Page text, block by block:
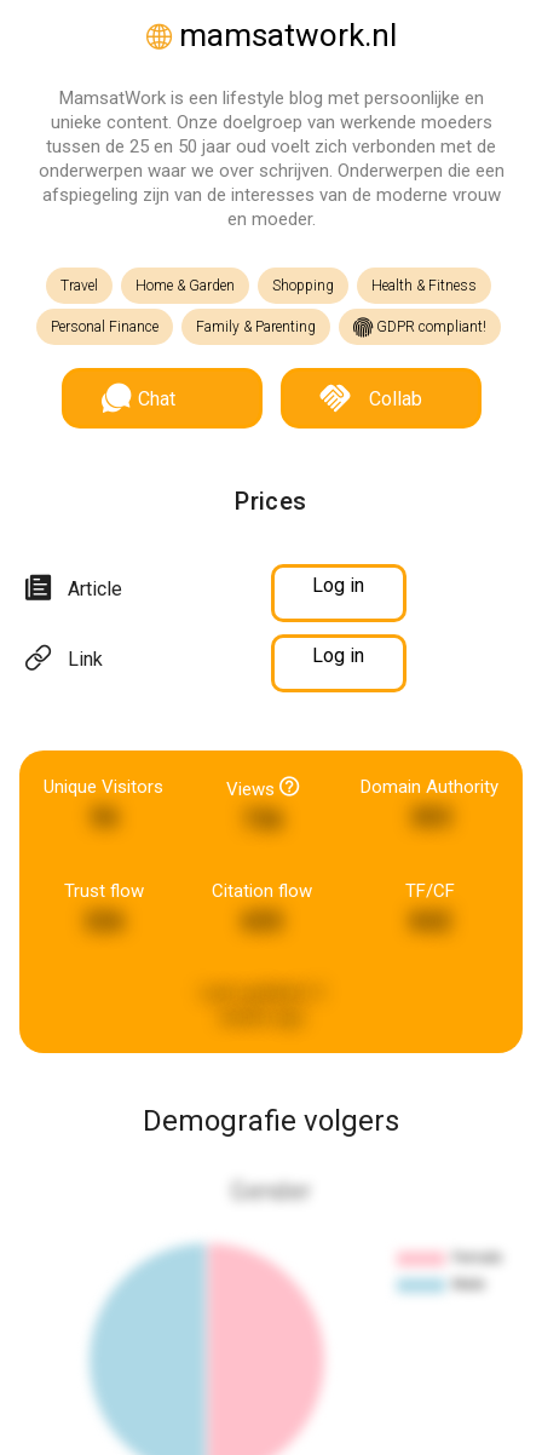
mamsatwork.nl
MamsatWork is een lifestyle blog met persoonlijke en
unieke content. Onze doelgroep van werkende moeders
tussen de 25 en 50 jaar oud voelt zich verbonden met de
onderwerpen waar we over schrijven. Onderwerpen die een
afspiegeling zijn van de interesses van de moderne vrouw
en moeder.
Travel Home & Garden Shopping Health & Fitness
Personal Finance Family & Parenting GDPR compliant!
Chat Collab
Prices
Article Log in
Link Log in
Unique Visitors Views Domain Authority
Trust flow
326
Citation flow TF/CF
842
Demografie volgers
Gender